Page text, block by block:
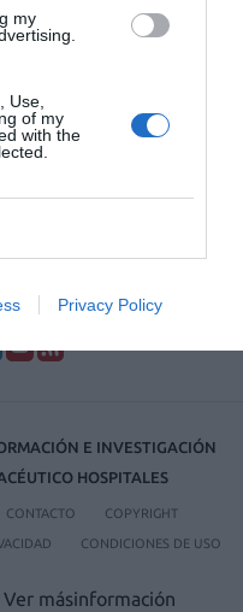
my
Use,
of my
with the
Privacy Policy
del Hospital Universitario
E INVESTIGACIÓN
HOSPITALES
CONTACTO COPYRIGHT
CONDICIONES DE USO